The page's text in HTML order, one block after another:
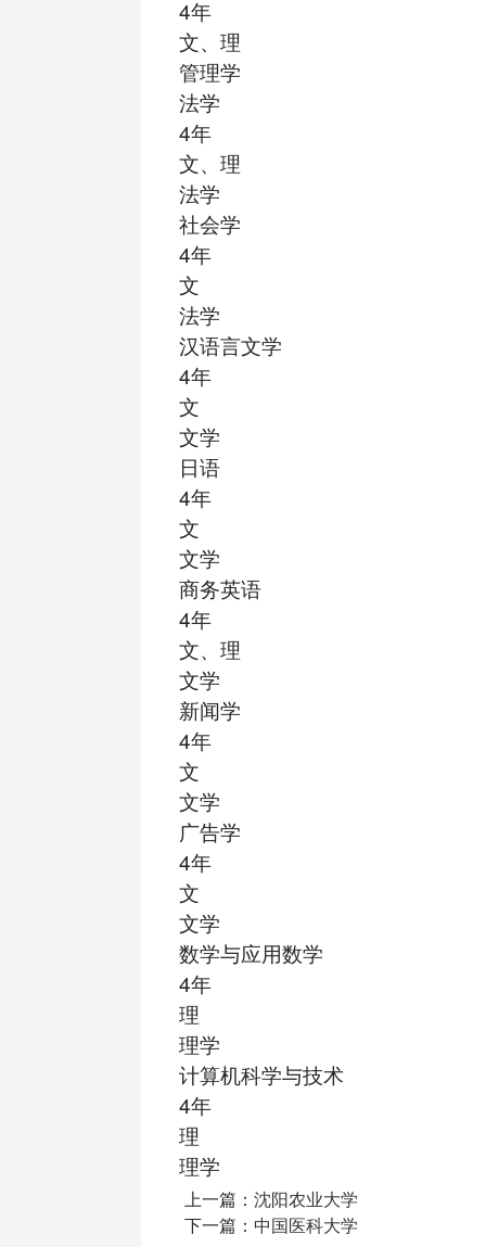
4年
文、理
管理学
法学
4年
文、理
法学
社会学
4年
文
法学
汉语言文学
4年
文
文学
日语
4年
文
文学
商务英语
4年
文、理
文学
新闻学
4年
文
文学
广告学
4年
文
文学
数学与应用数学
4年
理
理学
计算机科学与技术
4年
理
理学
上一篇： 沈阳农业大学
下一篇： 中国医科大学